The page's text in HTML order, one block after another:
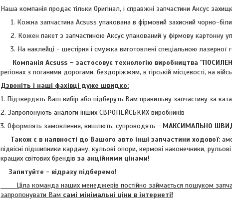
Наша компанія продає тільки Оригінал, і справжні запчастини Аксус
Кожна запчастина Acsuss упакована в фірмовий захисний чорно-
Кожен пакет з запчастиною Аксус упакований у фірмову картонну
На наклейці - шестірня і смужка виготовлені спеціальною лазерної
Компанія Acsuss – застосовує технологію виробництва
регіонах з поганими дорогами, бездоріжжям, в гірській місцевості, на
Дзвоніть і наші фахівці дуже швидко:
1. Підтвердять Ваш вибір або підберуть Вам правильну запчастину за
2. Запропонують аналоги інших ЄВРОПЕЙСЬКИХ виробників
3. Оформлять замовлення, вишлють, супроводять - МАКСИМАЛЬНО
Також є в наявності до Вашого авто інші запчастини ходової:
підвісні підшипники кардану, кульові опори, кермові наконечники, рульові
кращих світових брендів за акційними цінами!
Запитуйте - відразу підберемо!
Ціла команда наших менеджерів постійно займається пошуком
запропонувати Вам самі мінімальні ціни в інтернеті!